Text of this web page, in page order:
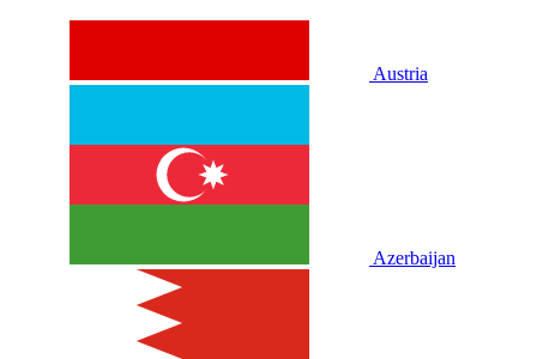
Austria
Azerbaijan